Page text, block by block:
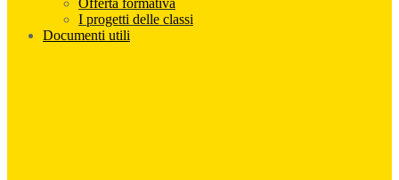
Offerta formativa
I progetti delle classi
Documenti utili